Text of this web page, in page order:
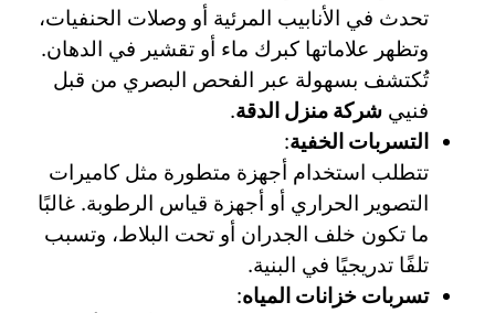
تحدث في الأنابيب المرئية أو وصلات الحنفيات،
وتظهر علاماتها كبرك ماء أو تقشير في الدهان.
تُكتشف بسهولة عبر الفحص البصري من قبل
فنيي شركة منزل الدقة.
التسربات الخفية:
تتطلب استخدام أجهزة متطورة مثل كاميرات
التصوير الحراري أو أجهزة قياس الرطوبة. غالبًا
ما تكون خلف الجدران أو تحت البلاط، وتسبب
تلفًا تدريجيًا في البنية.
تسربات خزانات المياه: